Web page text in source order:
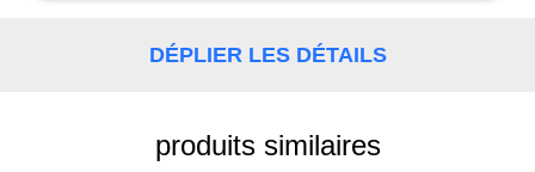
DÉPLIER LES DÉTAILS
produits similaires